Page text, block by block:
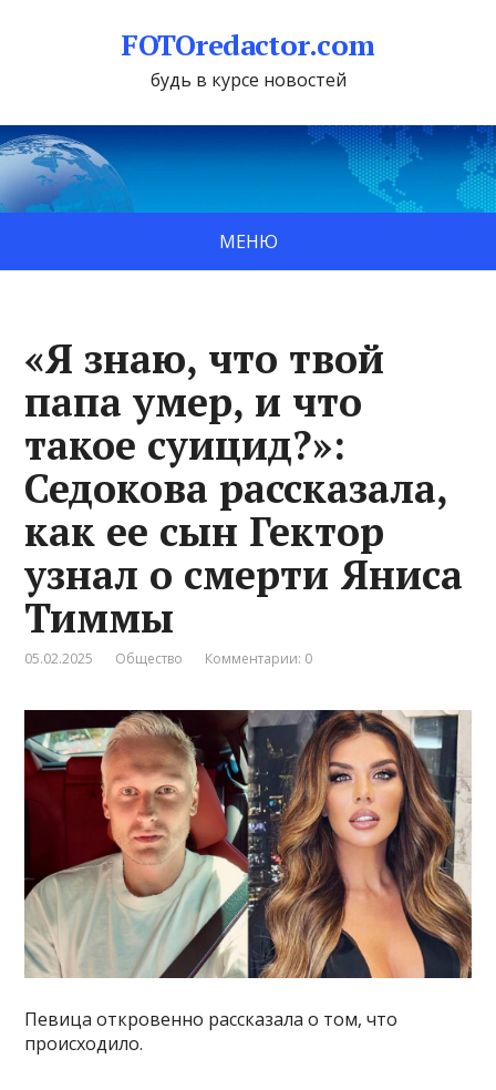
FOTOredactor.com
будь в курсе новостей
МЕНЮ
«Я знаю, что твой
папа умер, и что
такое суицид?»:
Седокова рассказала,
как ее сын Гектор
узнал о смерти Яниса
Тиммы
05.02.2025 Общество Комментарии: 0
Певица откровенно рассказала о том, что
происходило.